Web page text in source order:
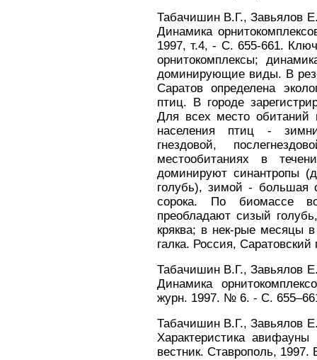
Табачишин В.Г., Завьялов
Динамика
1997, т.4, - С. 655-661.
орнитокомплексы;
доминирующие виды. В рез-
Саратов определена
птиц. В городе
Для всех место обитаний
населения птиц -
гнездовой,
местообитаниях в
доминируют синантропы
голубь), зимой - большая
сорока. По биомассе
преобладают сизый
кряква; в нек-рые месяцы
галка. Россия,
Табачишин В.Г., Завьялов
Динамика
журн. 1997. № 6. - С.
Табачишин В.Г., Завьялов
Характеристика
вестник. Ставрополь,